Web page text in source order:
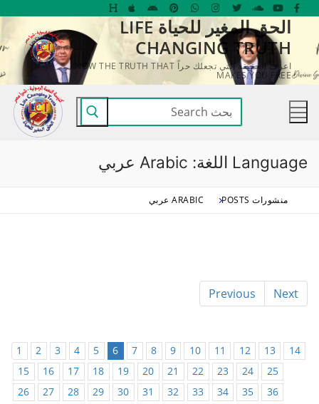
التجاوز
المحتوى
الحق المغير للحياة LIFE
CHANGING TRUTH
اعرف الحقيقة التي تجعلك حراً KNOW THE TRUTH THAT
MAKES YOU FREE
البحث
عن:
Language اللغة: Arabic عربي
منشورات POSTS ARABIC عربي
Previous Next
1 2 3 4 5 6 7 8 9 10 11 12 13
14
15
16 17 18 19 20 21 22 23 24
25
26
27 28 29 30 31 32 33 34 35
36